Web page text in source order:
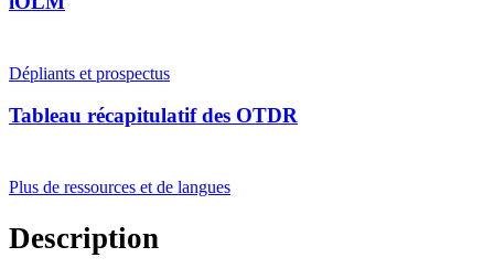
Dépliants et prospectus
Tableau récapitulatif des OTDR
Plus de ressources et de langues
Description